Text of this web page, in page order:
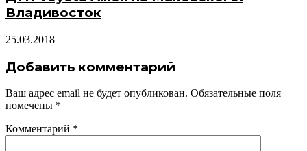
Владивосток
25.03.2018
Добавить комментарий
Ваш адрес email не будет опубликован. Обязательные поля
помечены *
Комментарий *